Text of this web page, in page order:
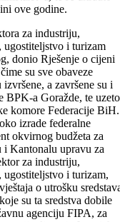
je kantonalno
ovog
godine,
Sektora za
Ismet Omeragić i
Hodović.
Elfad Mašala
te se ukratko
ove godine.